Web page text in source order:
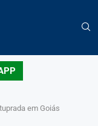
em Goiás